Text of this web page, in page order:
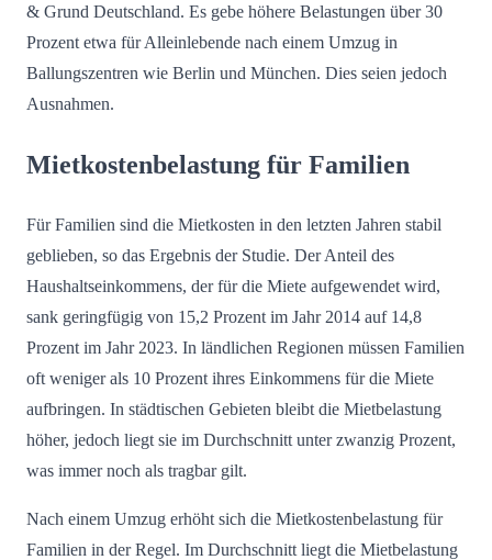
& Grund Deutschland. Es gebe höhere Belastungen über 30
Prozent etwa für Alleinlebende nach einem Umzug in
Ballungszentren wie Berlin und München. Dies seien jedoch
Ausnahmen.
Mietkostenbelastung für Familien
Für Familien sind die Mietkosten in den letzten Jahren stabil
geblieben, so das Ergebnis der Studie. Der Anteil des
Haushaltseinkommens, der für die Miete aufgewendet wird,
sank geringfügig von 15,2 Prozent im Jahr 2014 auf 14,8
Prozent im Jahr 2023. In ländlichen Regionen müssen Familien
oft weniger als 10 Prozent ihres Einkommens für die Miete
aufbringen. In städtischen Gebieten bleibt die Mietbelastung
höher, jedoch liegt sie im Durchschnitt unter zwanzig Prozent,
was immer noch als tragbar gilt.
Nach einem Umzug erhöht sich die Mietkostenbelastung für
Familien in der Regel. Im Durchschnitt liegt die Mietbelastung